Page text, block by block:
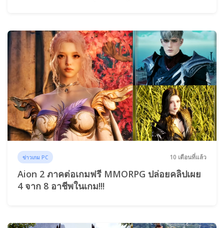
ข่าวเกม PC 10 เดือนที่แล้ว
Aion 2 ภาคต่อเกมฟรี MMORPG ปล่อยคลิปเผย
4 จาก 8 อาชีพในเกม!!!